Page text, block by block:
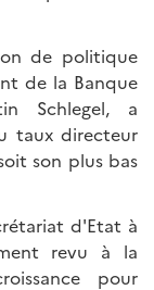
de politique
de la Banque
Schlegel, a
taux directeur
son plus bas
d'Etat à
revu à la
pour